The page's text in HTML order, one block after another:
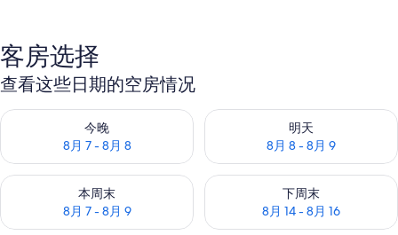
客房选择
查看这些日期的空房情况
今晚
8月 7 - 8月 8
查看今晚的空房情况：8月 7 - 8月 8
明天
8月 8 - 8月 9
查看明天的空房情况：8月 8 -
本周末
8月 7 - 8月 9
查看本周末的空房情况：8月 7 - 8月 9
下周末
8月 14 - 8月 16
查看下周末的空房情况：8月